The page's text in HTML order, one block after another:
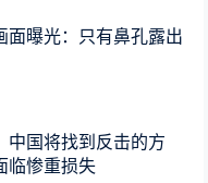
面曝光：只有鼻孔露出
中国将找到反击的方
临惨重损失